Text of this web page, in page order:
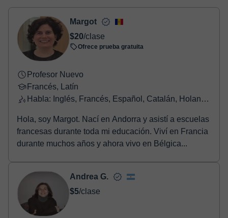
- Tarjeta de crédito.
- Paypal.
Una vez realices el pago de la clase, recibirás un e-mail de
confirmación de la reserva.
Margot
$20/clase
Ofrece prueba gratuita
Profesor Nuevo
Francés, Latín
Habla: Inglés, Francés, Español, Catalán, Holandés
Hola, soy Margot. Nací en Andorra y asistí a escuelas
francesas durante toda mi educación. Viví en Francia
durante muchos años y ahora vivo en Bélgica...
Andrea G.
$5/clase